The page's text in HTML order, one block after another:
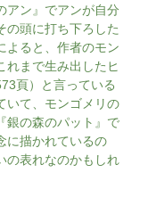
アン』でアンが自分
の頭に打ち下ろした
よると、作者のモン
れまで生み出したヒ
頁）と言っている
いて、モンゴメリの
銀の森のパット』で
に描かれているの
の表れなのかもしれ